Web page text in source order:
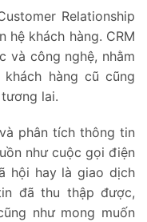
Relationship
hệ khách hàng. CRM
và công nghệ, nhằm
hàng cũ cũng
lai.
phân tích thông tin
như cuộc gọi điện
hội hay là giao dịch
đã thu thập được,
như mong muốn